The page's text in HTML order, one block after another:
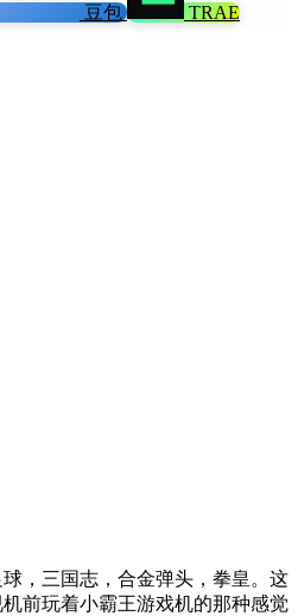
豆包 TRAE
，三国志，合金弹头，拳皇。这
前玩着小霸王游戏机的那种感觉